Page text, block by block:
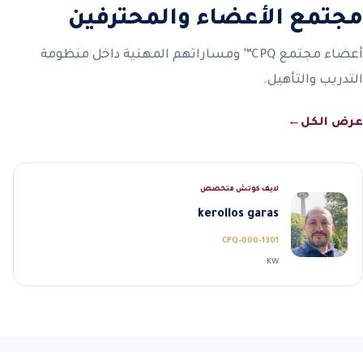
مجتمع الأعضاء والمحترفين
أعضاء مجتمع CPQ™ ومساراتهم المهنية داخل منظومة
التدريب والتأهيل.
عرض الكل ←
لايف كوتش متخصص
kerollos garas
CPQ-000-1301
KW